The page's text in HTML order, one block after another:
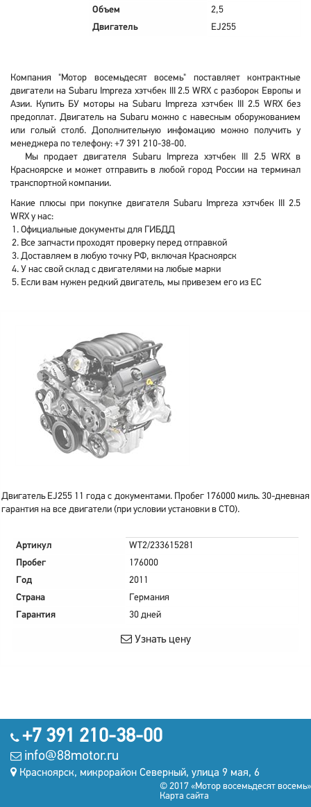
Объем
2,5
Двигатель
EJ255
Компания "Мотор восемьдесят восемь" поставляет контрактные
двигатели на Subaru Impreza хэтчбек III 2.5 WRX с разборок Европы и
Азии. Купить БУ моторы на Subaru Impreza хэтчбек III 2.5 WRX без
предоплат. Двигатель на Subaru можно с навесным оборужованием
или голый столб. Дополнительную инфомацию можно получить у
менеджера по телефону: +7 391 210-38-00.
Мы продает двигателя Subaru Impreza хэтчбек III 2.5 WRX в
Красноярске и может отправить в любой город России на терминал
транспортной компании.
Какие плюсы при покупке двигателя Subaru Impreza хэтчбек III 2.5
WRX у нас:
Официальные документы для ГИБДД
Все запчасти проходят проверку перед отправкой
Доставляем в любую точку РФ, включая Красноярск
У нас свой склад с двигателями на любые марки
Если вам нужен редкий двигатель, мы привезем его из ЕС
Двигатель EJ255 11 года с документами. Пробег 176000 миль. 30-дневная
гарантия на все двигатели (при условии установки в СТО).
Артикул
WT2/233615281
Пробег
176000
Год
2011
Страна
Германия
Гарантия
30 дней
Узнать цену
+7 391 210-38-00
info@88motor.ru
Красноярск, микрорайон Северный, улица 9 мая, 6
© 2017 «Мотор восемьдесят восемь»
Карта сайта